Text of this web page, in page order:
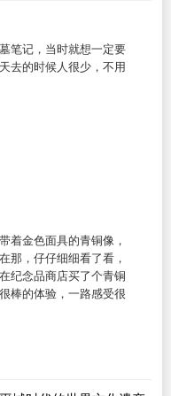
笔记，当时就想一定要
去的时候人很少，不用
着金色面具的青铜像，
那，仔仔细细看了看，
纪念品商店买了个青铜
棒的体验，一路感受很